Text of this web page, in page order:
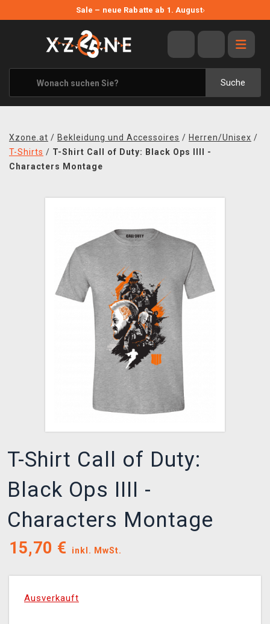
Sale – neue Rabatte ab 1. August›
Suche
ANGEBOTE
ALLE MARKEN
XZONE ORIGINALS
KLEIDUNG & ACCESSOIRES
BÜCHER & COMICS
XZONE CLUB
Xzone.at / Bekleidung und Accessoires / Herren/Unisex /
T-Shirts / T-Shirt Call of Duty: Black Ops IIII -
Characters Montage
T-Shirt Call of Duty:
Black Ops IIII -
Characters Montage
15,70 € inkl. MwSt.
Ausverkauft